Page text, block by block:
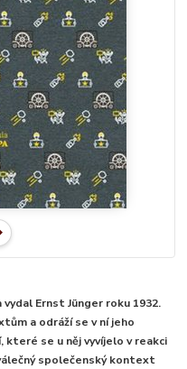
Ernst Jünger roku 1932.
a odráží se v ní jeho
se u něj vyvíjelo v reakci
společenský kontext